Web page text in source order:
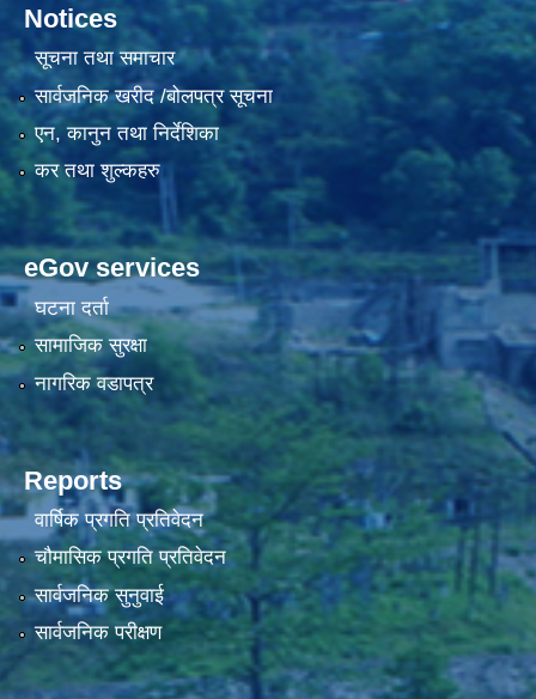
Notices
सूचना तथा समाचार
सार्वजनिक खरीद /बोलपत्र सूचना
एन, कानुन तथा निर्देशिका
कर तथा शुल्कहरु
eGov services
घटना दर्ता
सामाजिक सुरक्षा
नागरिक वडापत्र
Reports
वार्षिक प्रगति प्रतिवेदन
चौमासिक प्रगति प्रतिवेदन
सार्वजनिक सुनुवाई
सार्वजनिक परीक्षण